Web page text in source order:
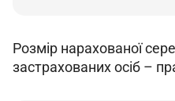
Розмір нарахованої
застрахованих осіб –